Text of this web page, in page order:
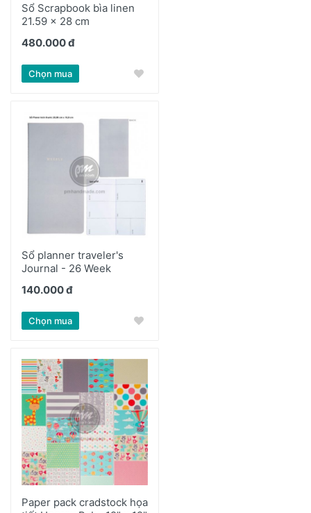
Sổ Scrapbook bìa linen
21.59 x 28 cm
480.000 đ
Chọn mua
Sổ planner traveler's
Journal - 26 Week
140.000 đ
Chọn mua
Paper pack cradstock họa